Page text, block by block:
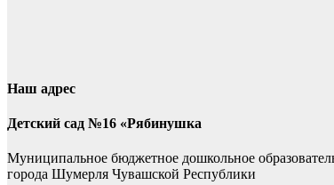
Наш адрес
Детский сад №16 «Рябинушка
Муниципальное бюджетное дошкольное
города Шумерля Чувашской Республики